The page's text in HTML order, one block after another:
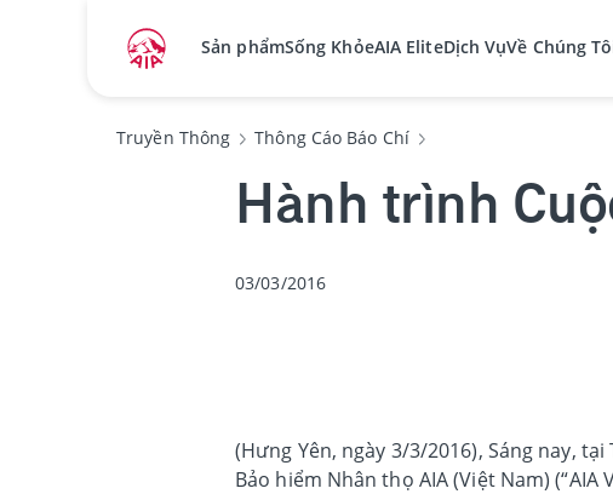
Sản phẩmSống KhỏeAIA EliteDịch VụVề Chúng
Truyền Thông Thông Cáo Báo Chí
Hành trình
03/03/2016
(Hưng Yên, ngày 3/3/2016), Sáng nay,
Bảo hiểm Nhân thọ AIA (Việt Nam)